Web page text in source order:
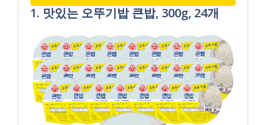
1. 맛있는 오뚜기밥 큰밥, 300g, 24개